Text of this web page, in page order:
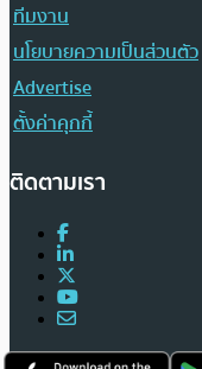
ทีมงาน
นโยบายความเป็นส่วนตัว
Advertise
ตั้งค่าคุกกี้
ติดตามเรา